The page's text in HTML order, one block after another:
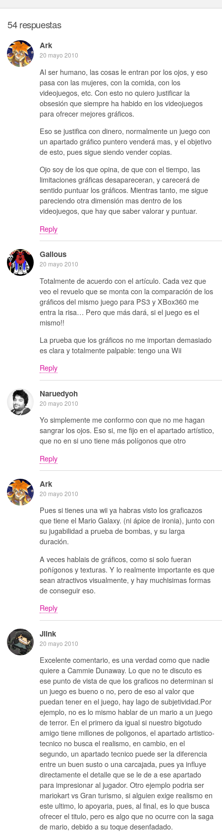
54 respuestas
Ark
20 mayo 2010
Al ser humano, las cosas le entran por los ojos, y eso
pasa con las mujeres, con la comida, con los
videojuegos, etc. Con esto no quiero justificar la
obsesión que siempre ha habido en los videojuegos
para ofrecer mejores gráficos.
Eso se justifica con dinero, normalmente un juego con
un apartado gráfico puntero venderá mas, y el objetivo
de esto, pues sigue siendo vender copias.
Ojo soy de los que opina, de que con el tiempo, las
limitaciones gráficas desapareceran, y carecerá de
sentido puntuar los gráficos. Mientras tanto, me sigue
pareciendo otra dimensión mas dentro de los
videojuegos, que hay que saber valorar y puntuar.
Reply
Galious
20 mayo 2010
Totalmente de acuerdo con el artículo. Cada vez que
veo el revuelo que se monta con la comparación de los
gráficos del mismo juego para PS3 y XBox360 me
entra la risa… Pero que más dará, si el juego es el
mismo!!
La prueba que los gráficos no me importan demasiado
es clara y totalmente palpable: tengo una Wii
Reply
Naruedyoh
20 mayo 2010
Yo simplemente me conformo con que no me hagan
sangrar los ojos. Eso si, me fijo en el apartado artístico,
que no en si uno tiene más polígonos que otro
Reply
Ark
20 mayo 2010
Pues si tienes una wii ya habras visto los graficazos
que tiene el Mario Galaxy. (ni ápice de ironia), junto con
su jugabilidad a prueba de bombas, y su larga
duración.
A veces hablais de gráficos, como si solo fueran
poñígonos y texturas. Y lo realmente importante es que
sean atractivos visualmente, y hay muchisimas formas
de conseguir eso.
Reply
Jlink
20 mayo 2010
Excelente comentario, es una verdad como que nadie
quiere a Cammie Dunaway. Lo que no te discuto es
ese punto de vista de que los graficos no determinan si
un juego es bueno o no, pero de eso al valor que
puedan tener en el juego, hay lago de subjetividad.Por
ejemplo, no es lo mismo hablar de un mario a un juego
de terror. En el primero da igual si nuestro bigotudo
amigo tiene millones de poligonos, el apartado artistico-
tecnico no busca el realismo, en cambio, en el
segundo, un apartado tecnico puede ser la diferencia
entre un buen susto o una carcajada, pues ya influye
directamente el detalle que se le de a ese apartado
para impresionar al jugador. Otro ejemplo podria ser
mariokart vs Gran turismo, si alguien exige realismo en
este ultimo, lo apoyaria, pues, al final, es lo que busca
ofrecer el titulo, pero es algo que no ocurre con la saga
de mario, debido a su toque desenfadado.